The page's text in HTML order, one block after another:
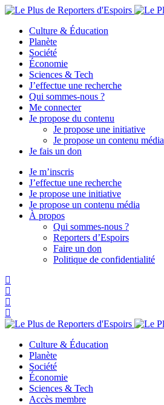
Culture & Éducation
Planète
Société
Économie
Sciences & Tech
J’effectue une recherche
Qui sommes-nous ?
Me connecter
Je propose du contenu
Je propose une initiative
Je propose un contenu média
Je fais un don
Je m’inscris
J’effectue une recherche
Je propose une initiative
Je propose un contenu média
À propos
Qui sommes-nous ?
Reporters d’Espoirs
Faire un don
Politique de confidentialité
Culture & Éducation
Planète
Société
Économie
Sciences & Tech
Accès membre